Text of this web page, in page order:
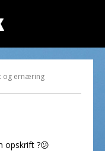
og ernæring
opskrift ?😕